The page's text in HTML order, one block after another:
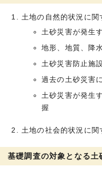
土地の自然的状況に関
土砂災害が発生
地形、地質、降
土砂災害防止施
過去の土砂災害
土砂災害が発生
握
土地の社会的状況に関
基礎調査の対象となる土